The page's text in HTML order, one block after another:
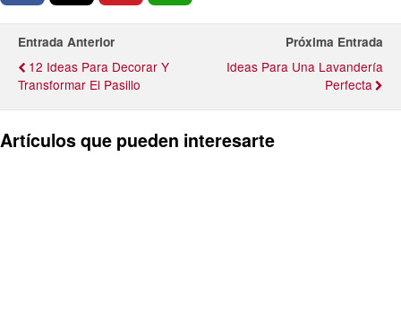
Entrada Anterior
12 Ideas Para Decorar Y
Transformar El Pasillo
Próxima Entrada
Ideas Para Una Lavandería
Perfecta
Artículos que pueden interesarte